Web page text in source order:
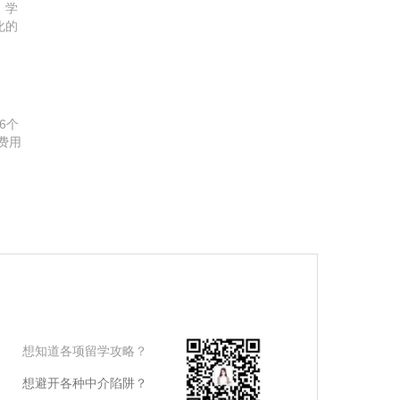
学
的
个
用
想知道各项留学攻略？
想避开各种中介陷阱？